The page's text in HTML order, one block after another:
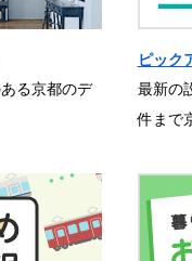
る京都のデ
ピック
最新の
件まで